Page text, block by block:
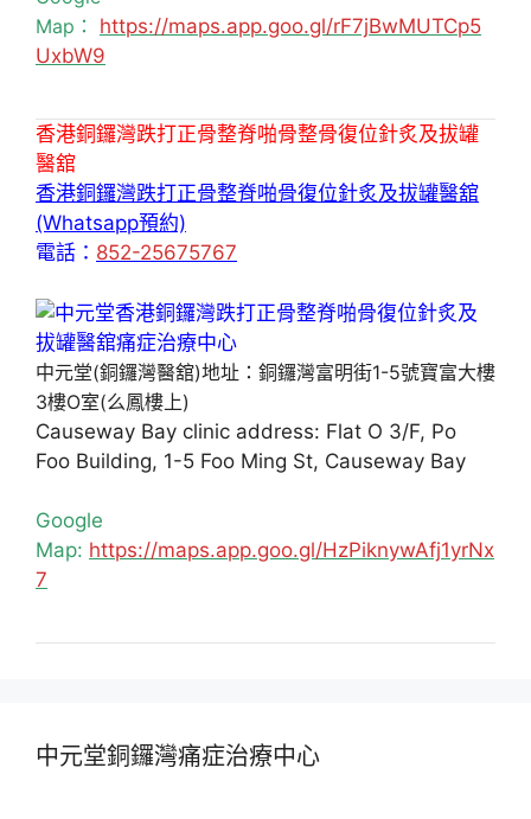
Map： https://maps.app.goo.gl/rF7jBwMUTCp5
UxbW9
香港銅鑼灣跌打正骨整脊啪骨整骨復位針炙及拔罐
醫舘
香港銅鑼灣跌打正骨整脊啪骨復位針炙及拔罐醫舘
(Whatsapp預約)
電話： 852-25675767
中元堂(銅鑼灣醫舘)地址：銅鑼灣富明街1-5號寶富大樓
3樓O室(么鳳樓上)
Causeway Bay clinic address: Flat O 3/F, Po
Foo Building, 1-5 Foo Ming St, Causeway Bay
Google
Map: https://maps.app.goo.gl/HzPiknywAfj1yrNx
7
中元堂銅鑼灣痛症治療中心